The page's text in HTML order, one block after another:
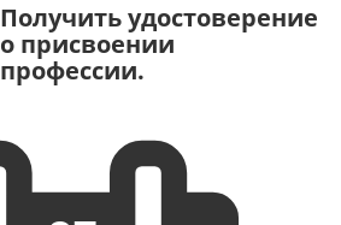
Получить удостоверение
о присвоении
профессии.